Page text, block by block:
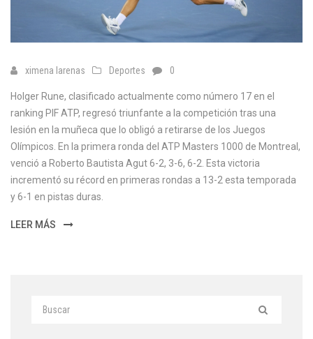
ximena larenas Deportes 0
Holger Rune, clasificado actualmente como número 17 en el
ranking PIF ATP, regresó triunfante a la competición tras una
lesión en la muñeca que lo obligó a retirarse de los Juegos
Olímpicos. En la primera ronda del ATP Masters 1000 de Montreal,
venció a Roberto Bautista Agut 6-2, 3-6, 6-2. Esta victoria
incrementó su récord en primeras rondas a 13-2 esta temporada
y 6-1 en pistas duras.
LEER MÁS